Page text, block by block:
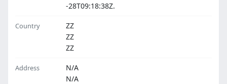
-28T09:18:38Z.
Country
ZZ
ZZ
ZZ
Address
N/A
N/A